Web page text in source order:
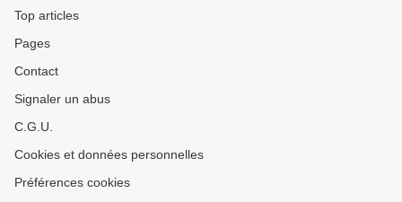
Top articles
Pages
Contact
Signaler un abus
C.G.U.
Cookies et données personnelles
Préférences cookies